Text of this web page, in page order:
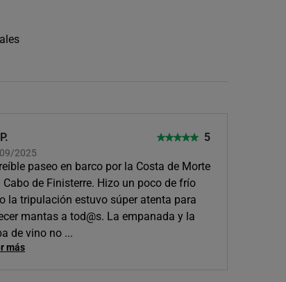
2025
5
paseo en barco por la Costa de Morte
Cabo de Finisterre. Hizo un poco de frío
la tripulación estuvo súper atenta para
mantas a tod@s. La empanada y la
de vino no ...
más